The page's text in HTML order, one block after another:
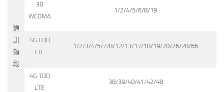
通
訊
頻
段
3G
WCDMA
1/2/4/5/6/8/19
4G FDD
LTE
1/2/3/4/5/7/8/12/13/17/18/19/20/26/28/66
4G TDD
LTE
38/39/40/41/42/48